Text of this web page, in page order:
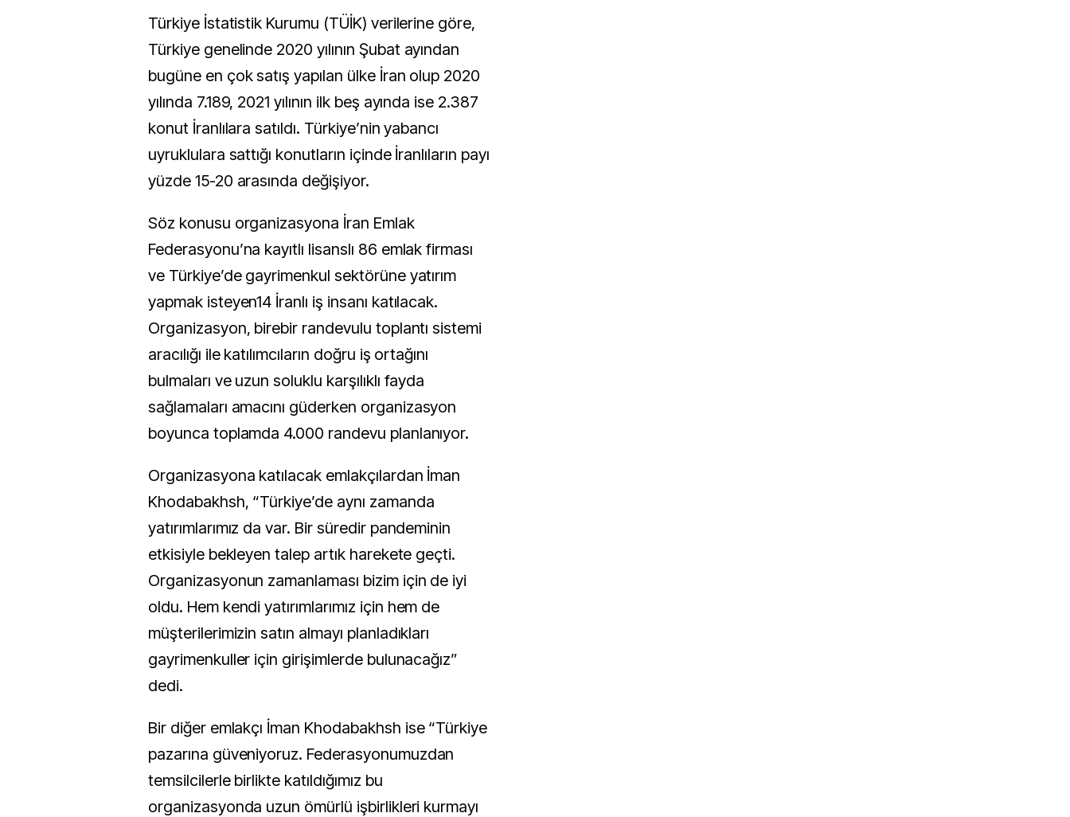
Türkiye İstatistik Kurumu (TÜİK) verilerine göre,
Türkiye genelinde 2020 yılının Şubat ayından
bugüne en çok satış yapılan ülke İran olup 2020
yılında 7.189, 2021 yılının ilk beş ayında ise 2.387
konut İranlılara satıldı. Türkiye’nin yabancı
uyruklulara sattığı konutların içinde İranlıların payı
yüzde 15-20 arasında değişiyor.
Söz konusu organizasyona İran Emlak
Federasyonu’na kayıtlı lisanslı 86 emlak firması
ve Türkiye’de gayrimenkul sektörüne yatırım
yapmak isteyen14 İranlı iş insanı katılacak.
Organizasyon, birebir randevulu toplantı sistemi
aracılığı ile katılımcıların doğru iş ortağını
bulmaları ve uzun soluklu karşılıklı fayda
sağlamaları amacını güderken organizasyon
boyunca toplamda 4.000 randevu planlanıyor.
Organizasyona katılacak emlakçılardan İman
Khodabakhsh, “Türkiye’de aynı zamanda
yatırımlarımız da var. Bir süredir pandeminin
etkisiyle bekleyen talep artık harekete geçti.
Organizasyonun zamanlaması bizim için de iyi
oldu. Hem kendi yatırımlarımız için hem de
müşterilerimizin satın almayı planladıkları
gayrimenkuller için girişimlerde bulunacağız”
dedi.
Bir diğer emlakçı İman Khodabakhsh ise “Türkiye
pazarına güveniyoruz. Federasyonumuzdan
temsilcilerle birlikte katıldığımız bu
organizasyonda uzun ömürlü işbirlikleri kurmayı